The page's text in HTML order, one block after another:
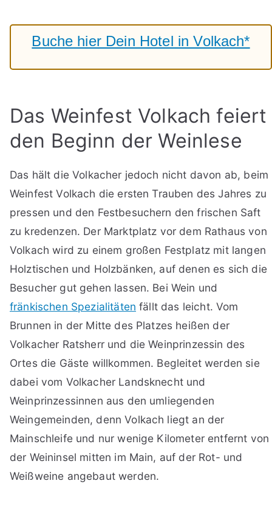
Buche hier Dein Hotel in Volkach*
Das Weinfest Volkach feiert
den Beginn der Weinlese
Das hält die Volkacher jedoch nicht davon ab, beim
Weinfest Volkach die ersten Trauben des Jahres zu
pressen und den Festbesuchern den frischen Saft
zu kredenzen. Der Marktplatz vor dem Rathaus von
Volkach wird zu einem großen Festplatz mit langen
Holztischen und Holzbänken, auf denen es sich die
Besucher gut gehen lassen. Bei Wein und
fränkischen Spezialitäten fällt das leicht. Vom
Brunnen in der Mitte des Platzes heißen der
Volkacher Ratsherr und die Weinprinzessin des
Ortes die Gäste willkommen. Begleitet werden sie
dabei vom Volkacher Landsknecht und
Weinprinzessinnen aus den umliegenden
Weingemeinden, denn Volkach liegt an der
Mainschleife und nur wenige Kilometer entfernt von
der Weininsel mitten im Main, auf der Rot- und
Weißweine angebaut werden.